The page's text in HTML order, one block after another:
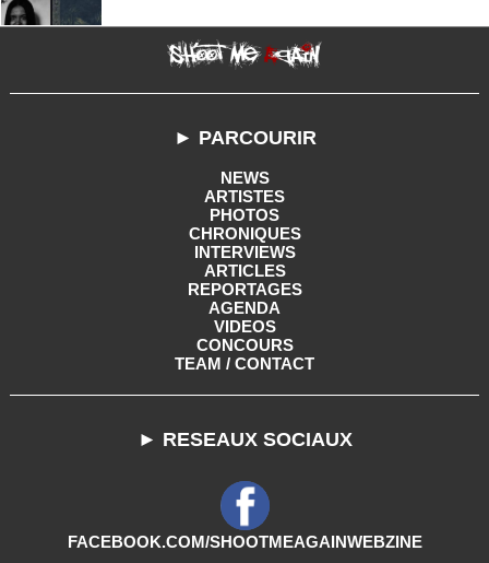
► PARCOURIR
NEWS
ARTISTES
PHOTOS
CHRONIQUES
INTERVIEWS
ARTICLES
REPORTAGES
AGENDA
VIDEOS
CONCOURS
TEAM / CONTACT
► RESEAUX SOCIAUX
FACEBOOK.COM/SHOOTMEAGAINWEBZINE